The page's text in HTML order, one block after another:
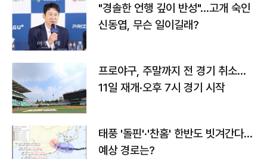
"경솔한 언행 깊이 반성"…고개 숙인
신동엽, 무슨 일이길래?
프로야구, 주말까지 전 경기 취소…
11일 재개·오후 7시 경기 시작
태풍 '돌핀'·'찬홈' 한반도 빗겨간다…
예상 경로는?